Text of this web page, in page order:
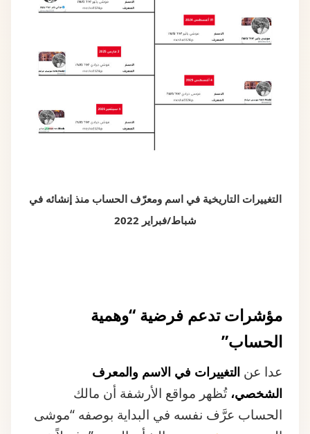
الحساب”
عدا عن التغييرات في الاسم والمعرف
الحساب عرَّف نفسه في البداية بوصفه “موشى
اليمني،صحفيمهتم بالشأن العربي”، فضلاً عن
كونهيهوديّاًمن أصول يمنية،